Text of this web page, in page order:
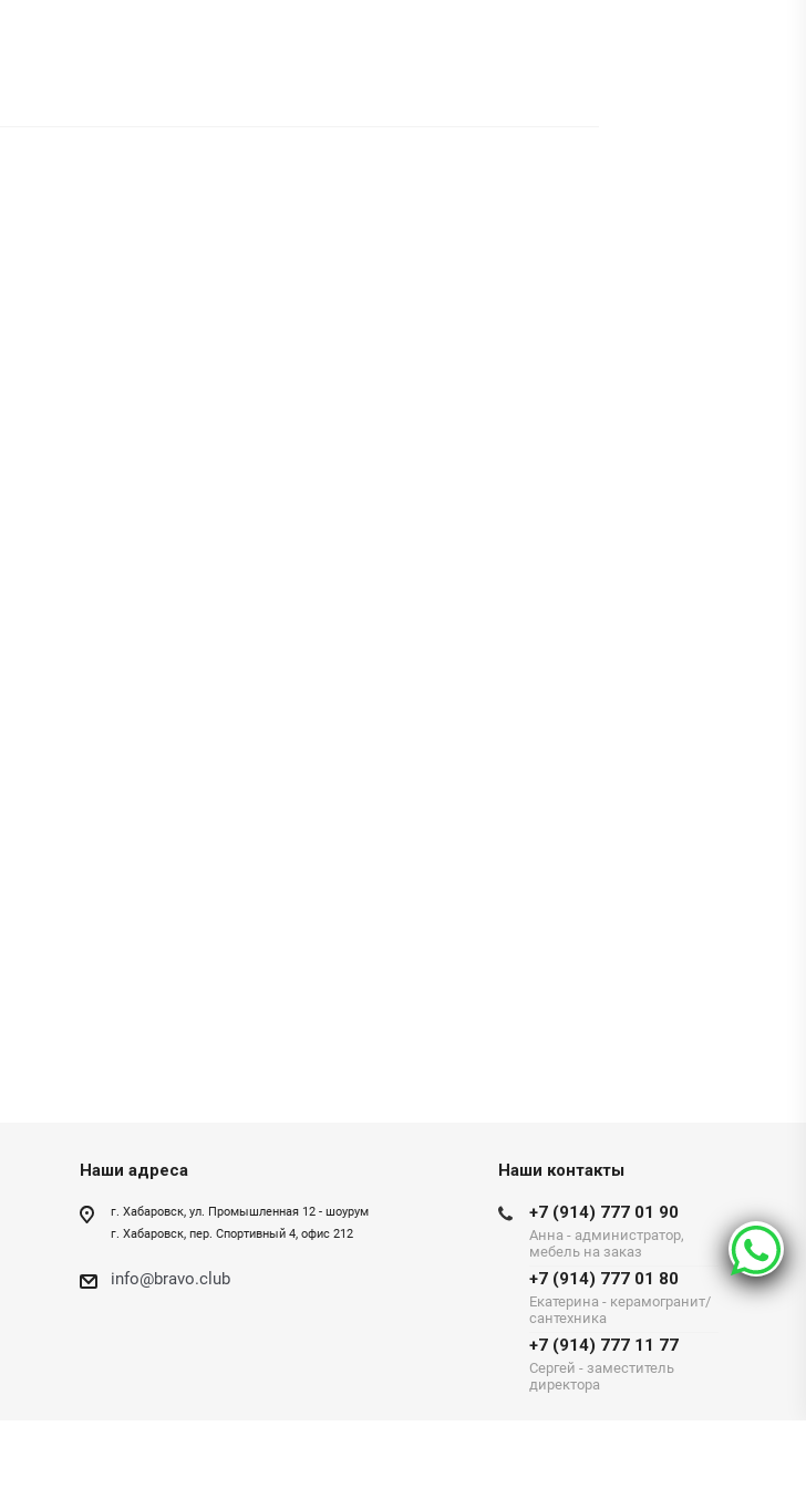
Наши адреса
г. Хабаровск, ул. Промышленная 12 - шоурум
г. Хабаровск, пер. Спортивный 4, офис 212
info@bravo.club
Наши контакты
+7 (914) 777 01 90
Анна - администратор,
мебель на заказ
+7 (914) 777 01 80
Екатерина - керамогранит/
сантехника
+7 (914) 777 11 77
Сергей - заместитель
директора